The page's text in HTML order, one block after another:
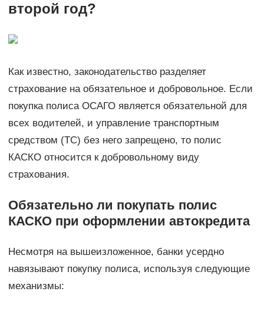
второй год?
Как известно, законодательство разделяет
страхование на обязательное и добровольное. Если
покупка полиса ОСАГО является обязательной для
всех водителей, и управление транспортным
средством (ТС) без него запрещено, то полис
КАСКО относится к добровольному виду
страхования.
Обязательно ли покупать полис
КАСКО при оформлении автокредита
Несмотря на вышеизложенное, банки усердно
навязывают покупку полиса, используя следующие
механизмы: